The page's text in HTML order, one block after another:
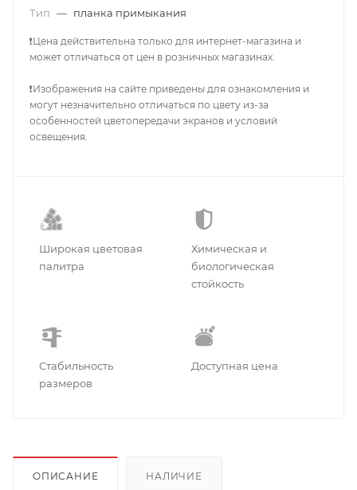
Тип — планка примыкания
❗Цена действительна только для интернет-магазина и
может отличаться от цен в розничных магазинах.
❗Изображения на сайте приведены для ознакомления и
могут незначительно отличаться по цвету из-за
особенностей цветопередачи экранов и условий
освещения.
Широкая цветовая
палитра
Химическая и
биологическая
стойкость
Стабильность
размеров
Доступная цена
ОПИСАНИЕ НАЛИЧИЕ